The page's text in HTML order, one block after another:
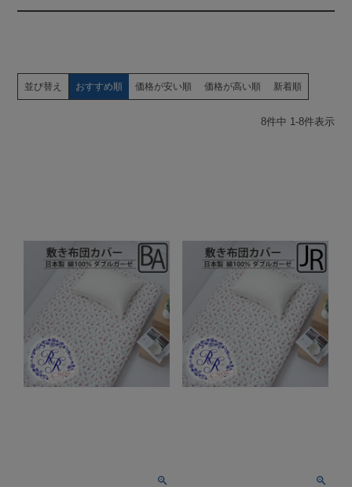
並び替え おすすめ順 価格が安い順 価格が高い順 新着順
8件中 1-8件表示